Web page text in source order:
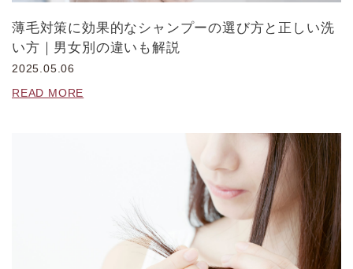
薄毛対策に効果的なシャンプーの選び方と正しい洗
い方｜男女別の違いも解説
2025.05.06
READ MORE